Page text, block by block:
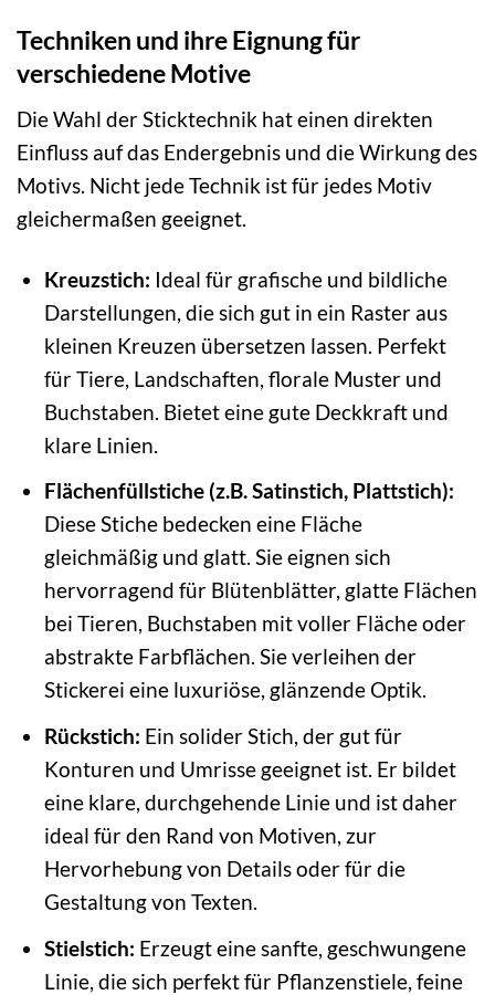
Techniken und ihre Eignung für
verschiedene Motive
Die Wahl der Sticktechnik hat einen direkten
Einfluss auf das Endergebnis und die Wirkung des
Motivs. Nicht jede Technik ist für jedes Motiv
gleichermaßen geeignet.
Kreuzstich: Ideal für grafische und bildliche
Darstellungen, die sich gut in ein Raster aus
kleinen Kreuzen übersetzen lassen. Perfekt
für Tiere, Landschaften, florale Muster und
Buchstaben. Bietet eine gute Deckkraft und
klare Linien.
Flächenfüllstiche (z.B. Satinstich, Plattstich):
Diese Stiche bedecken eine Fläche
gleichmäßig und glatt. Sie eignen sich
hervorragend für Blütenblätter, glatte Flächen
bei Tieren, Buchstaben mit voller Fläche oder
abstrakte Farbflächen. Sie verleihen der
Stickerei eine luxuriöse, glänzende Optik.
Rückstich: Ein solider Stich, der gut für
Konturen und Umrisse geeignet ist. Er bildet
eine klare, durchgehende Linie und ist daher
ideal für den Rand von Motiven, zur
Hervorhebung von Details oder für die
Gestaltung von Texten.
Stielstich: Erzeugt eine sanfte, geschwungene
Linie, die sich perfekt für Pflanzenstiele, feine